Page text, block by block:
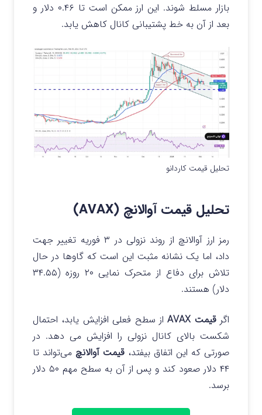
بازار مسلط شوند. این ارز ممکن است تا ۰.۴۶ دلار و
بعد از آن به خط پشتیبانی کانال کاهش یابد.
تحلیل قیمت کاردانو
تحلیل قیمت آوالانچ (AVAX)
رمز ارز آوالانچ از روند نزولی در ۳ فوریه تغییر جهت
داد، اما یک نشانه مثبت این است که گاوها در حال
تلاش برای دفاع از متحرک نمایی ۲۰ روزه (۳۴.۵۵
دلار) هستند.
اگرقیمت AVAX
از سطح فعلی افزایش یابد، احتمال
شکست بالای کانال نزولی را افزایش می دهد. در
صورتی که این اتفاق بیفتد، قیمت آوالانچ می‌تواند تا
۴۴ دلار صعود کند و پس از آن به سطح مهم ۵۰ دلار
برسد.